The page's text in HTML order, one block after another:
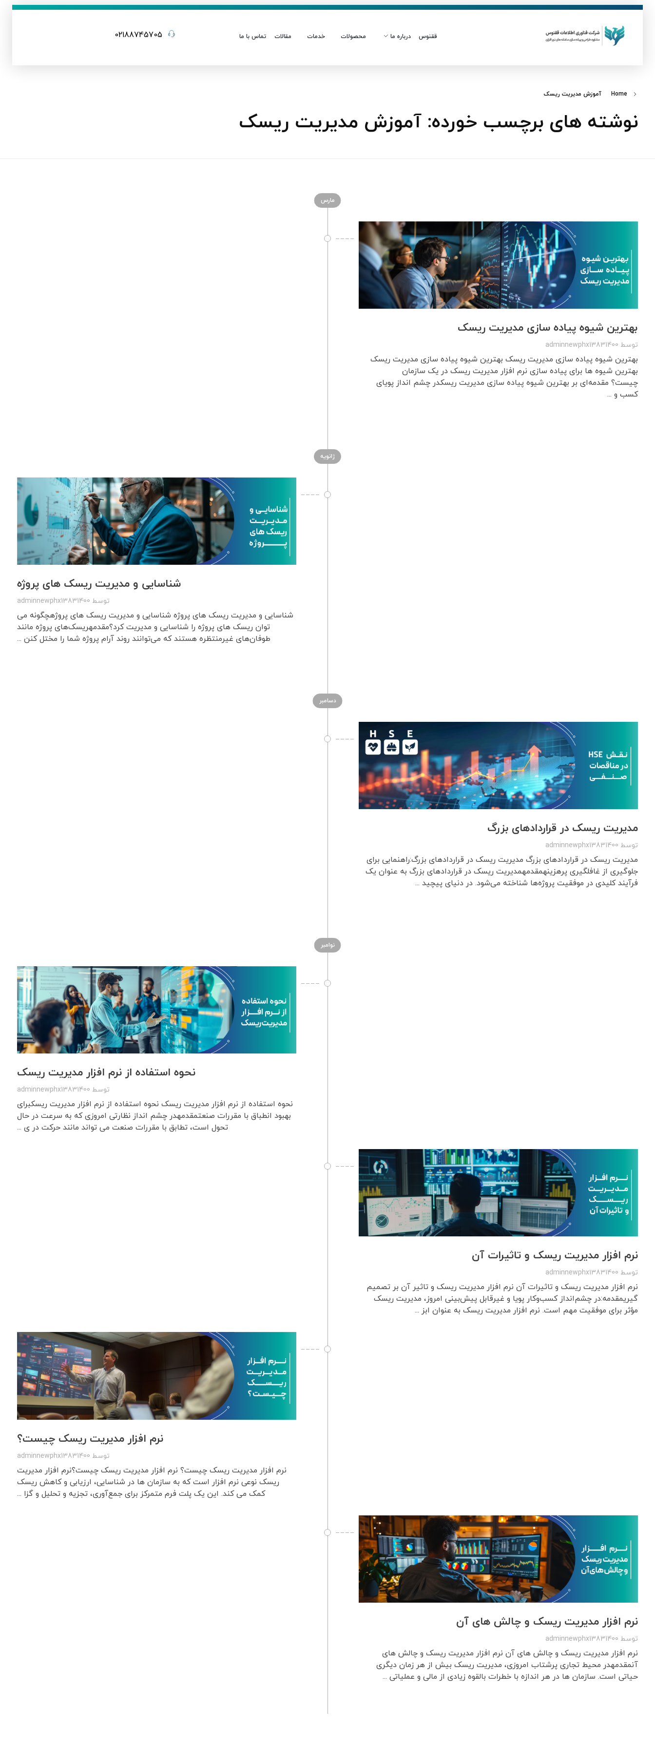
ققنوس درباره ما محصولات خدمات مقالات تماس با ما 02188745705
Home آموزش مدیریت ریسک
نوشته های برچسب خورده: آموزش مدیریت ریسک
مارس
بهترین شیوه پیاده سازی مدیریت ریسک
توسط adminnewphx13831400
بهترین شیوه پیاده سازی مدیریت ریسک بهترین شیوه پیاده سازی مدیریت ریسک
بهترین شیوه ها برای پیاده سازی نرم افزار مدیریت ریسک در یک سازمان
چیست؟ مقدمه‌ای بر بهترین شیوه پیاده سازی مدیریت ریسکدر چشم انداز پویای
کسب و ...
ژانویه
شناسایی و مدیریت ریسک های پروژه
توسط adminnewphx13831400
شناسایی و مدیریت ریسک های پروژه شناسایی و مدیریت ریسک های پروژهچگونه می
توان ریسک های پروژه را شناسایی و مدیریت کرد؟مقدمهریسک‌های پروژه مانند
طوفان‌های غیرمنتظره هستند که می‌توانند روند آرام پروژه شما را مختل کنن ...
دسامبر
مدیریت ریسک در قراردادهای بزرگ
توسط adminnewphx13831400
مدیریت ریسک در قراردادهای بزرگ مدیریت ریسک در قراردادهای بزرگ:راهنمایی برای
جلوگیری از غافلگیری پرهزینهمقدمهمدیریت ریسک در قراردادهای بزرگ به عنوان یک
فرآیند کلیدی در موفقیت پروژه‌ها شناخته می‌شود. در دنیای پیچید ...
نوامبر
نحوه استفاده از نرم افزار مدیریت ریسک
توسط adminnewphx13831400
نحوه استفاده از نرم افزار مدیریت ریسک نحوه استفاده از نرم افزار مدیریت ریسکبرای
بهبود انطباق با مقررات صنعتمقدمهدر چشم انداز نظارتی امروزی که به سرعت در حال
تحول است، تطابق با مقررات صنعت می تواند مانند حرکت در ی ...
نرم افزار مدیریت ریسک و تاثیرات آن
توسط adminnewphx13831400
نرم افزار مدیریت ریسک و تاثیرات آن نرم افزار مدیریت ریسک و تاثیر آن بر تصمیم
گیریمقدمه:در چشم‌انداز کسب‌وکار پویا و غیرقابل پیش‌بینی امروز، مدیریت ریسک
مؤثر برای موفقیت مهم است. نرم افزار مدیریت ریسک به عنوان ابز ...
نرم افزار مدیریت ریسک چیست؟
توسط adminnewphx13831400
نرم افزار مدیریت ریسک چیست؟ نرم افزار مدیریت ریسک چیست؟نرم افزار مدیریت
ریسک نوعی نرم افزار است که به سازمان ها در شناسایی، ارزیابی و کاهش ریسک
کمک می کند. این یک پلت فرم متمرکز برای جمع‌آوری، تجزیه و تحلیل و گزا ...
نرم افزار مدیریت ریسک و چالش های آن
توسط adminnewphx13831400
نرم افزار مدیریت ریسک و چالش های آن نرم افزار مدیریت ریسک و چالش های
آنمقدمهدر محیط تجاری پرشتاب امروزی، مدیریت ریسک بیش از هر زمان دیگری
حیاتی است. سازمان ها در هر اندازه با خطرات بالقوه زیادی از مالی و عملیاتی ...